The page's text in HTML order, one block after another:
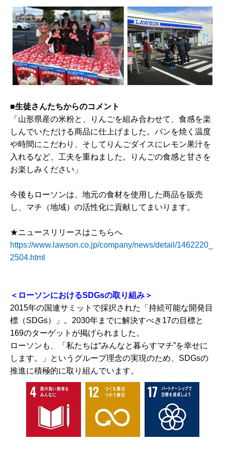
■生徒さんたちからのコメント
「山形県産の米粉と、りんごを組み合わせて、食感を楽
しんでいただける商品に仕上げました。パンを焼く温度
や時間にこだわり、そしてりんごダイスにレモン果汁を
入れるなど、工夫を重ねました。りんごの食感と甘さを
お楽しみください」
今後もローソンは、地元の食材を使用した商品を販売
し、マチ（地域）の活性化に貢献してまいります。
★ニュースリリースはこちらへ
https://www.lawson.co.jp/company/news/detail/1462220_
2504.html
＜ローソンにおけるSDGsの取り組み＞
2015年の国連サミットで採択された「持続可能な開発目
標（SDGs）」。2030年までに解決すべき17の目標と
169のターゲットが掲げられました。
ローソンも、「私たちは“みんなと暮らすマチ”を幸せに
します。」というグループ理念の実現のため、SDGsの
推進に積極的に取り組んでいます。